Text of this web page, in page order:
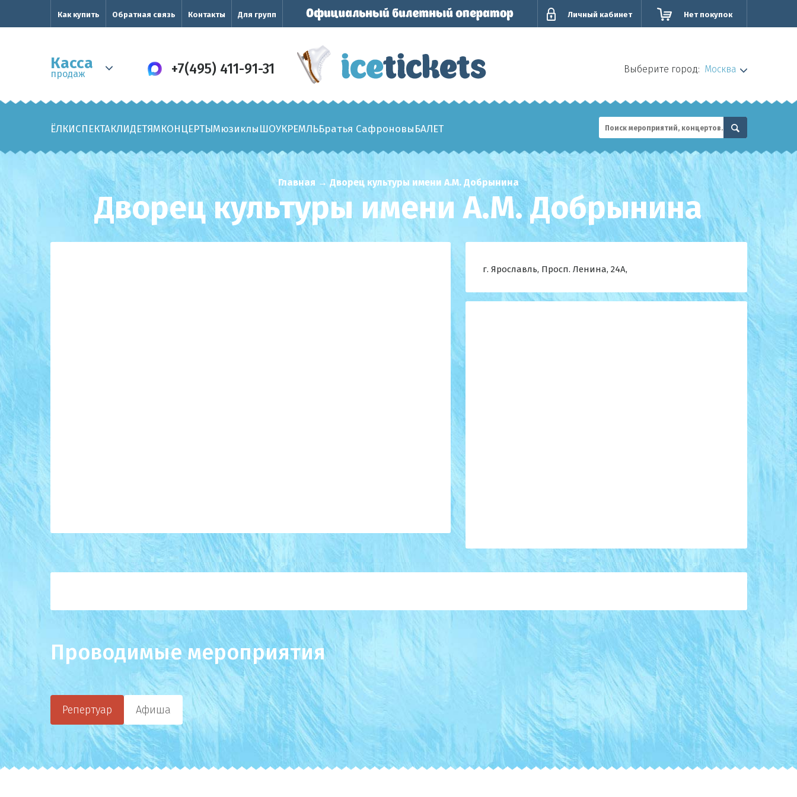
Как купить Обратная связь Контакты Для групп Личный кабинет Нет покупок
Касса
продаж +7(495) 411-91-31 Выберите город: Москва
ЁЛКИСПЕКТАКЛИДЕТЯМКОНЦЕРТЫМюзиклыШОУКРЕМЛЬБратья СафроновыБАЛЕТ
Главная → Дворец культуры имени А.М. Добрынина
Дворец культуры имени А.М. Добрынина
г. Ярославль, Просп. Ленина, 24А,
Проводимые мероприятия
Репертуар Афиша